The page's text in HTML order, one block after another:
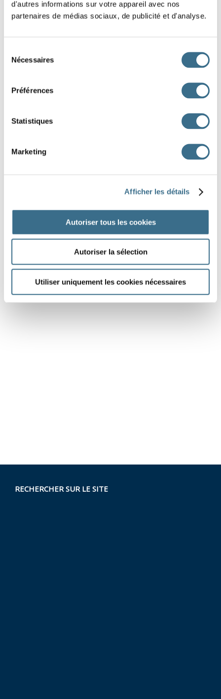
d'autres informations sur votre appareil avec nos
partenaires de médias sociaux, de publicité et d'analyse.
Nécessaires
Préférences
Statistiques
Marketing
Afficher les détails
Autoriser tous les cookies
Autoriser la sélection
Utiliser uniquement les cookies nécessaires
un affaiblissement
un appât
RECHERCHER SUR LE SITE